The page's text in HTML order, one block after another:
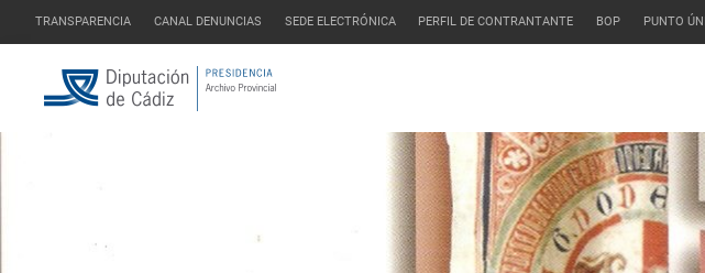
TRANSPARENCIA CANAL DENUNCIAS SEDE ELECTRÓNICA PERFIL DE CONTRANTANTE BOP PUNTO